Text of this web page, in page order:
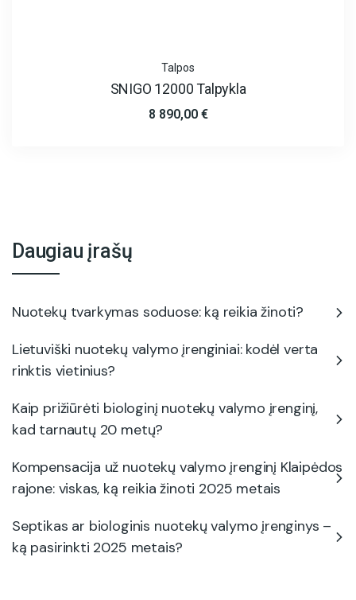
Talpos
SNIGO 12000 Talpykla
8 890,00 €
Daugiau įrašų
Nuotekų tvarkymas soduose: ką reikia žinoti?
Lietuviški nuotekų valymo įrenginiai: kodėl verta
rinktis vietinius?
Kaip prižiūrėti biologinį nuotekų valymo įrenginį,
kad tarnautų 20 metų?
Kompensacija už nuotekų valymo įrenginį Klaipėdos
rajone: viskas, ką reikia žinoti 2025 metais
Septikas ar biologinis nuotekų valymo įrenginys –
ką pasirinkti 2025 metais?